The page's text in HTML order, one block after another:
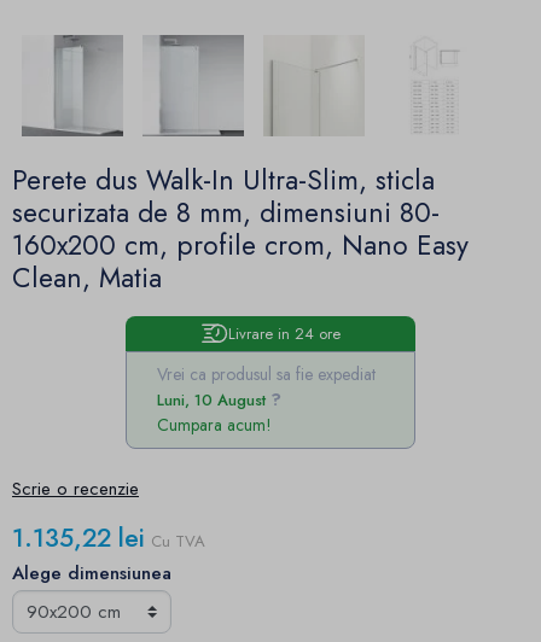
Perete dus Walk-In Ultra-Slim, sticla
securizata de 8 mm, dimensiuni 80-
160x200 cm, profile crom, Nano Easy
Clean, Matia
Livrare in 24 ore
Vrei ca produsul sa fie expediat
Luni, 10 August
Cumpara acum!
Scrie o recenzie
1.135,22 lei Cu TVA
Alege dimensiunea